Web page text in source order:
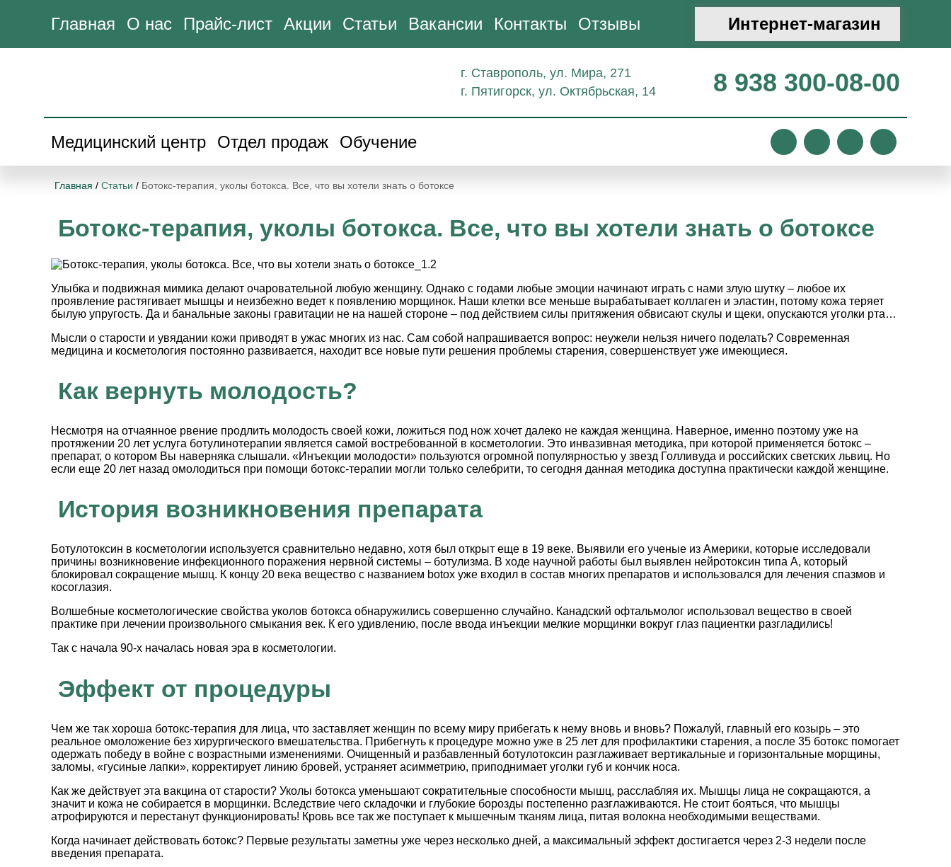
Главная О нас Прайс-лист Акции Статьи Вакансии Контакты Отзывы Интернет-магазин
г. Ставрополь, ул. Мира, 271
г. Пятигорск, ул. Октябрьская, 14
8 938 300-08-00
Медицинский центр Отдел продаж Обучение
Главная / Статьи / Ботокс-терапия, уколы ботокса. Все, что вы хотели знать о ботоксе
Ботокс-терапия, уколы ботокса. Все, что вы хотели знать о ботоксе
Улыбка и подвижная мимика делают очаровательной любую женщину. Однако с годами любые эмоции начинают играть с нами злую шутку – любое их
проявление растягивает мышцы и неизбежно ведет к появлению морщинок. Наши клетки все меньше вырабатывает коллаген и эластин, потому кожа теряет
былую упругость. Да и банальные законы гравитации не на нашей стороне – под действием силы притяжения обвисают скулы и щеки, опускаются уголки рта…
Мысли о старости и увядании кожи приводят в ужас многих из нас. Сам собой напрашивается вопрос: неужели нельзя ничего поделать? Современная
медицина и косметология постоянно развивается, находит все новые пути решения проблемы старения, совершенствует уже имеющиеся.
Как вернуть молодость?
Несмотря на отчаянное рвение продлить молодость своей кожи, ложиться под нож хочет далеко не каждая женщина. Наверное, именно поэтому уже на
протяжении 20 лет услуга ботулинотерапии является самой востребованной в косметологии. Это инвазивная методика, при которой применяется ботокс –
препарат, о котором Вы наверняка слышали. «Инъекции молодости» пользуются огромной популярностью у звезд Голливуда и российских светских львиц. Но
если еще 20 лет назад омолодиться при помощи ботокс-терапии могли только селебрити, то сегодня данная методика доступна практически каждой женщине.
История возникновения препарата
Ботулотоксин в косметологии используется сравнительно недавно, хотя был открыт еще в 19 веке. Выявили его ученые из Америки, которые исследовали
причины возникновение инфекционного поражения нервной системы – ботулизма. В ходе научной работы был выявлен нейротоксин типа А, который
блокировал сокращение мышц. К концу 20 века вещество с названием botox уже входил в состав многих препаратов и использовался для лечения спазмов и
косоглазия.
Волшебные косметологические свойства уколов ботокса обнаружились совершенно случайно. Канадский офтальмолог использовал вещество в своей
практике при лечении произвольного смыкания век. К его удивлению, после ввода инъекции мелкие морщинки вокруг глаз пациентки разгладились!
Так с начала 90-х началась новая эра в косметологии.
Эффект от процедуры
Чем же так хороша ботокс-терапия для лица, что заставляет женщин по всему миру прибегать к нему вновь и вновь? Пожалуй, главный его козырь – это
реальное омоложение без хирургического вмешательства. Прибегнуть к процедуре можно уже в 25 лет для профилактики старения, а после 35 ботокс помогает
одержать победу в войне с возрастными изменениями. Очищенный и разбавленный ботулотоксин разглаживает вертикальные и горизонтальные морщины,
заломы, «гусиные лапки», корректирует линию бровей, устраняет асимметрию, приподнимает уголки губ и кончик носа.
Как же действует эта вакцина от старости? Уколы ботокса уменьшают сократительные способности мышц, расслабляя их. Мышцы лица не сокращаются, а
значит и кожа не собирается в морщинки. Вследствие чего складочки и глубокие борозды постепенно разглаживаются. Не стоит бояться, что мышцы
атрофируются и перестанут функционировать! Кровь все так же поступает к мышечным тканям лица, питая волокна необходимыми веществами.
Когда начинает действовать ботокс? Первые результаты заметны уже через несколько дней, а максимальный эффект достигается через 2-3 недели после
введения препарата.